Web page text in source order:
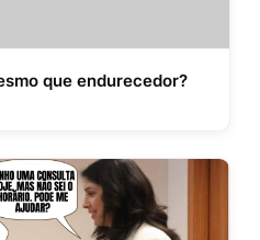
que endurecedor?